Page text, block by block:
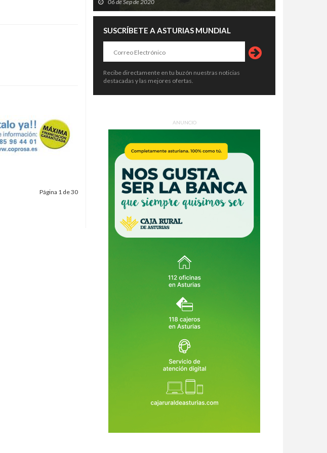
Página 1 de 30
06 de Sep de 2020
SUSCRÍBETE A ASTURIAS MUNDIAL
Recibe directamente en tu buzón nuestras noticias
destacadas y las mejores ofertas.
ANUNCIO